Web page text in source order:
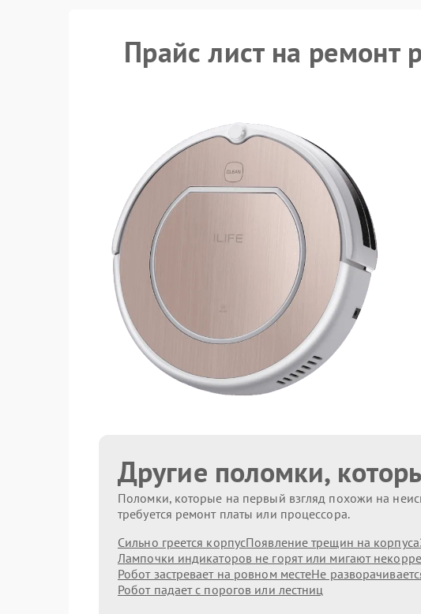
Прайс лист на ремонт
Другие поломки,
Поломки, которые на первый взгляд похожи на
требуется ремонт платы или процессора.
Сильно греется корпусПоявление трещин на корпуса
Лампочки индикаторов не горят или мигают
Робот застревает на ровном местеНе
Робот падает с порогов или лестниц